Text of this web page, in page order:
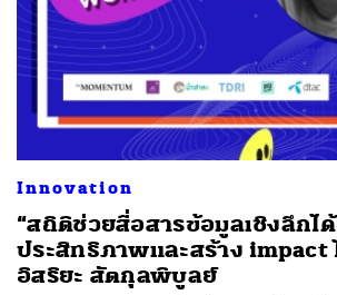
Innovation
“สถิติช่วยสื่อสารข้อมูลเชิงลึกไ
ประสิทธิภาพและสร้าง impact
อิสริยะ สัตกุลพิบูลย์
SHARE TWEET LINE